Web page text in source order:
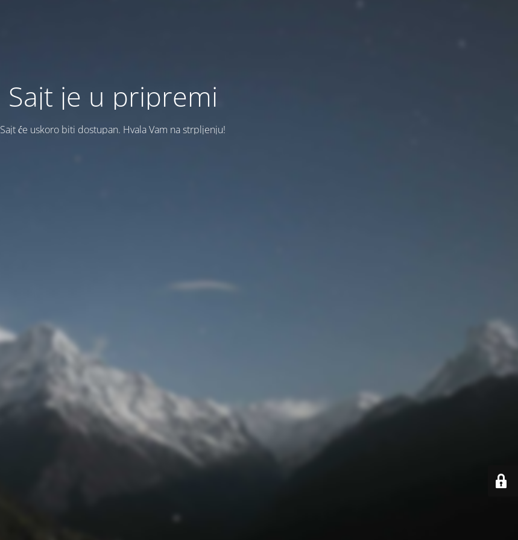
Sajt je u pripremi
Sajt će uskoro biti dostupan. Hvala Vam na strpljenju!